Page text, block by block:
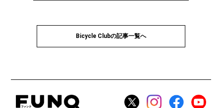
Bicycle Clubの記事一覧へ